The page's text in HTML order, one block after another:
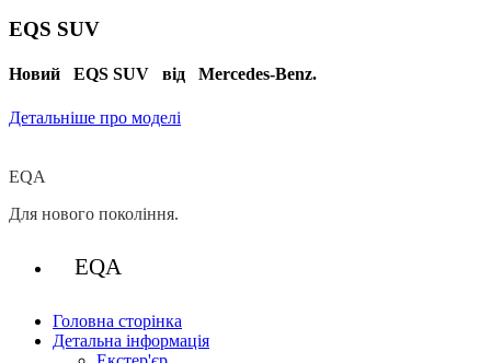
EQS SUV
Новий EQS SUV від Mercedes-Benz.
Детальніше про моделі
EQA
Для нового покоління.
EQA
Головна сторінка
Детальна інформація